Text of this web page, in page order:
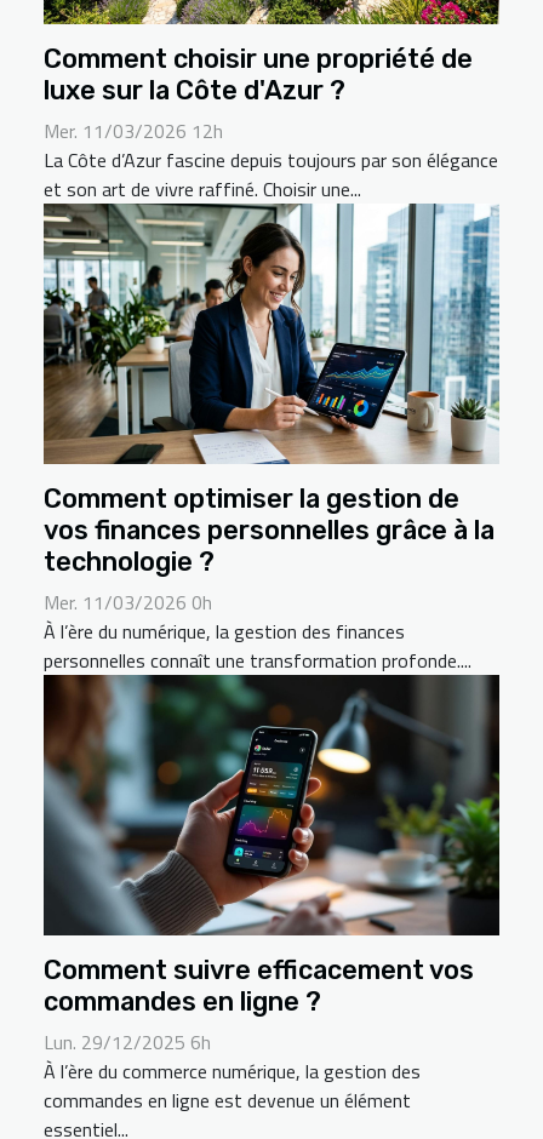
Comment choisir une propriété de
luxe sur la Côte d'Azur ?
Mer. 11/03/2026 12h
La Côte d’Azur fascine depuis toujours par son élégance
et son art de vivre raffiné. Choisir une...
Comment optimiser la gestion de
vos finances personnelles grâce à la
technologie ?
Mer. 11/03/2026 0h
À l’ère du numérique, la gestion des finances
personnelles connaît une transformation profonde....
Comment suivre efficacement vos
commandes en ligne ?
Lun. 29/12/2025 6h
À l’ère du commerce numérique, la gestion des
commandes en ligne est devenue un élément
essentiel...